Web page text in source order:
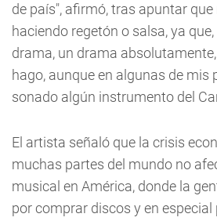
de país", afirmó, tras apuntar
haciendo regetón o salsa, ya que,
drama, un drama
hago, aunque en algunas de mis
sonado algún instrumento del
El artista señaló que la crisis
muchas partes del mundo no
musical en América, donde la
por comprar discos y en especial